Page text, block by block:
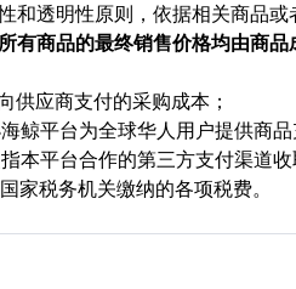
和透明性原则，依据相关商品
有商品的最终销售价格均由商
供应商支付的采购成本；
鲸平台为全球华人用户提供商
本平台合作的第三方支付渠道
家税务机关缴纳的各项税费。